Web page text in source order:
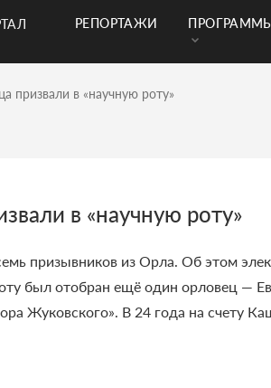
РЕПОРТАЖИ
призвали в «научную роту»
в «научную роту»
призывников из Орла. Об этом
был отобран ещё один орловец —
Жуковского». В 24 года на счету